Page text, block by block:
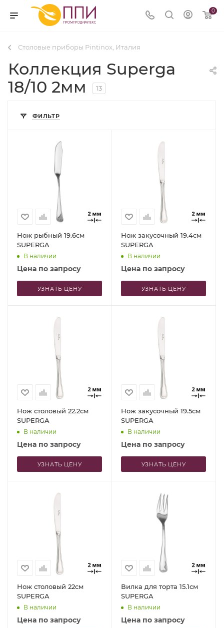
0
Столовые приборы Pintinox, Италия
Коллекция Superga
18/10 2мм
13
ФИЛЬТР
Нож рыбный 19.6см
SUPERGA
В наличии
Цена по запросу
УЗНАТЬ ЦЕНУ
Нож закусочный 19.4см
SUPERGA
В наличии
Цена по запросу
УЗНАТЬ ЦЕНУ
Нож столовый 22.2см
SUPERGA
В наличии
Цена по запросу
УЗНАТЬ ЦЕНУ
Нож закусочный 19.5см
SUPERGA
В наличии
Цена по запросу
УЗНАТЬ ЦЕНУ
Нож столовый 22см
SUPERGA
В наличии
Цена по запросу
Вилка для торта 15.1см
SUPERGA
В наличии
Цена по запросу